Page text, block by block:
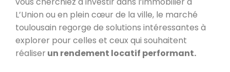
L’Union ou en plein cœur de la ville, le marché
toulousain regorge de solutions intéressantes à
explorer pour celles et ceux qui souhaitent
réaliser un rendement locatif performant.